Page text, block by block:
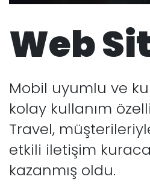
Web
Mobil uyumlu ve
kolay kullanım
Travel,
etkili iletişim
kazanmış oldu.